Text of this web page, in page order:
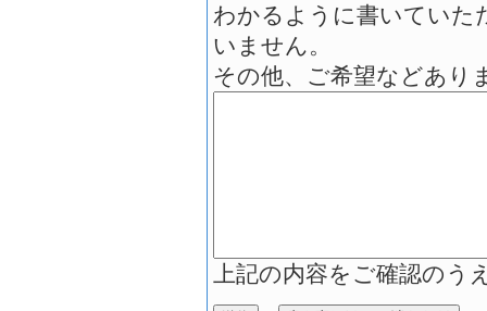
わかるように書いていた
いません。
その他、ご希望などあり
上記の内容をご確認の